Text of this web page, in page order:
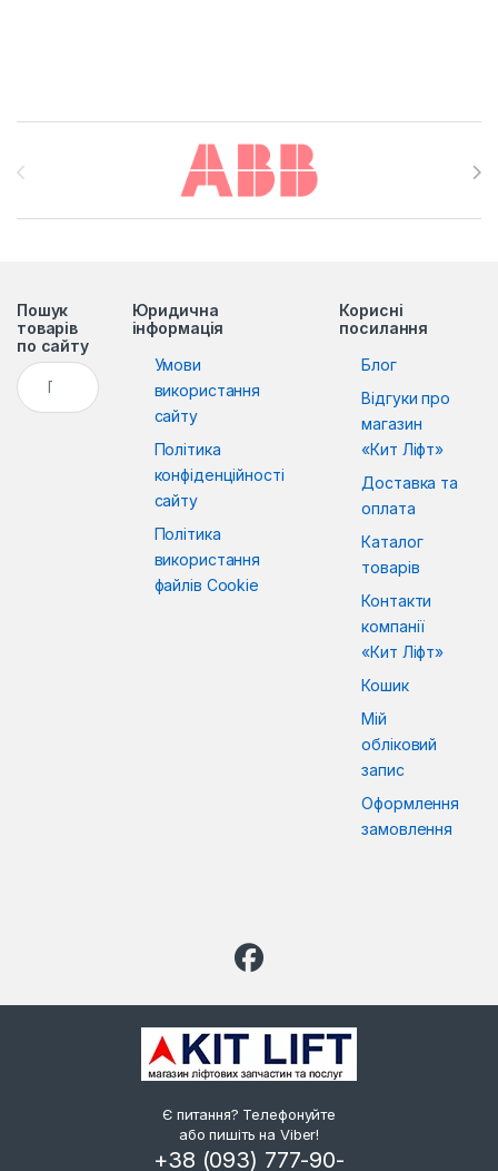
Brands Carousel
Пошук
товарів
по сайту
Пошук:
Юридична
інформація
Умови
використання
сайту
Політика
конфіденційності
сайту
Політика
використання
файлів Cookie
Корисні
посилання
Блог
Відгуки про
магазин
«Кит Ліфт»
Доставка та
оплата
Каталог
товарів
Контакти
компанії
«Кит Ліфт»
Кошик
Мій
обліковий
запис
Оформлення
замовлення
Є питання? Телефонуйте
або пишіть на Viber!
+38 (093) 777-90-